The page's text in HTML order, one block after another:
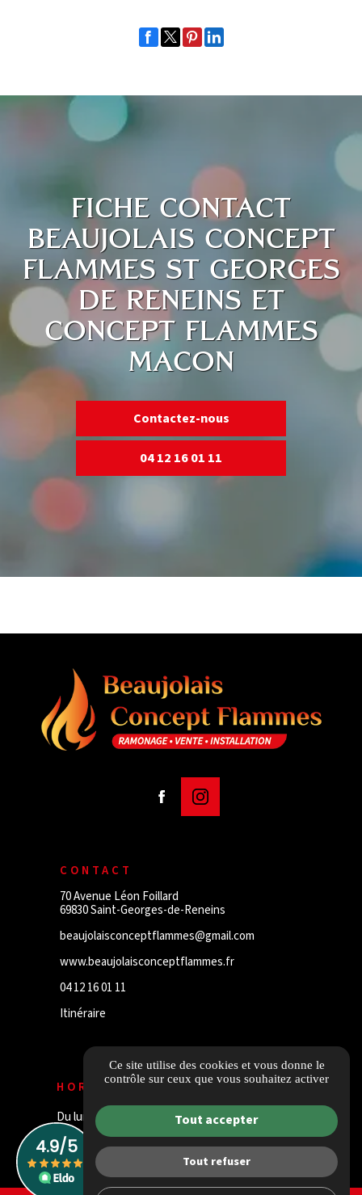
FICHE CONTACT
BEAUJOLAIS CONCEPT
FLAMMES ST GEORGES
DE RENEINS ET
CONCEPT FLAMMES
MACON
Contactez-nous
04 12 16 01 11
CONTACT
70 Avenue Léon Foillard
69830 Saint-Georges-de-Reneins
beaujolaisconceptflammes@gmail.com
www.beaujolaisconceptflammes.fr
04 12 16 01 11
Itinéraire
HORAIRES
Du lundi au vendredi de 9h30 à 12h et de 14h à 18h
Le samedi matin sur rendez-vous
Ce site utilise des cookies et vous donne le
contrôle sur ceux que vous souhaitez activer
Tout accepter
Tout refuser